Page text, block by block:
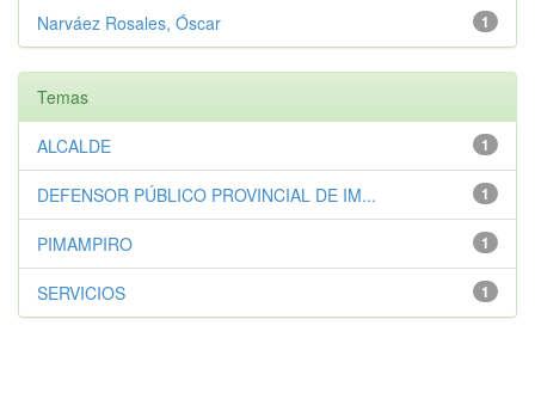
1
Narváez Rosales, Óscar
Temas
1
ALCALDE
1
DEFENSOR PÚBLICO PROVINCIAL DE IM...
1
PIMAMPIRO
1
SERVICIOS